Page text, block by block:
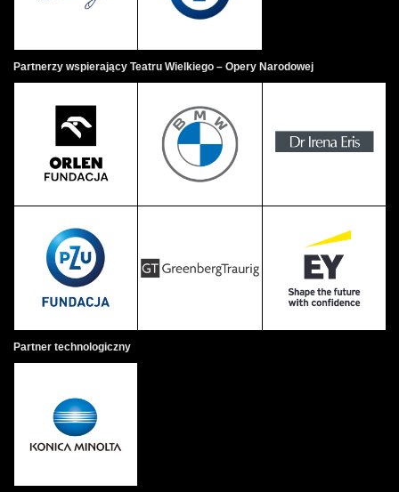
Partnerzy wspierający Teatru Wielkiego – Opery Narodowej
Partner technologiczny